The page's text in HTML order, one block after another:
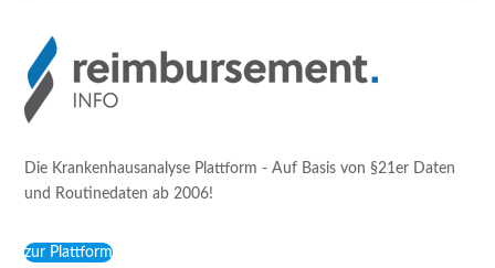
Die Krankenhausanalyse Plattform - Auf Basis von §21er Daten
und Routinedaten ab 2006!
zur Plattform